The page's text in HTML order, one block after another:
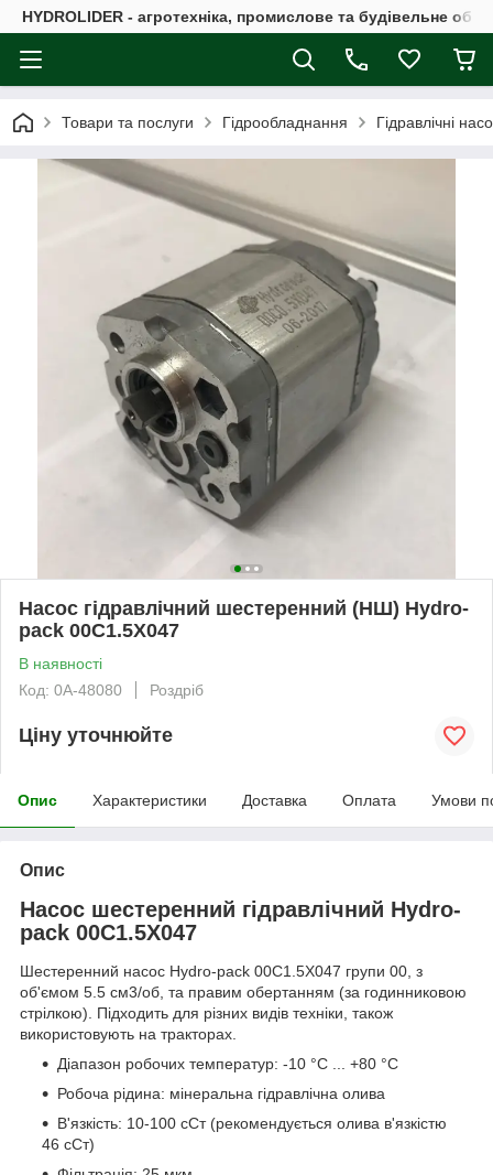
HYDROLIDER - агротехніка, промислове та будівельне
Товари та послуги Гідрообладнання Гідравлічні
Насос гідравлічний шестеренний (НШ) Hydro-
pack 00C1.5X047
В наявності
Код: 0А-48080
Роздріб
Ціну уточнюйте
Опис Характеристики Доставка Оплата Умови
Опис
Насос шестеренний гідравлічний Hydro-
pack 00C1.5X047
Шестеренний насос Hydro-pack 00C1.5X047 групи 00, з
об'ємом 5.5 см3/об, та правим обертанням (за годинниковою
стрілкою). Підходить для різних видів техніки, також
використовують на тракторах.
Діапазон робочих температур: -10 °C ... +80 °C
Робоча рідина: мінеральна гідравлічна олива
В'язкість: 10-100 сСт (рекомендується олива в'язкістю
46 сСт)